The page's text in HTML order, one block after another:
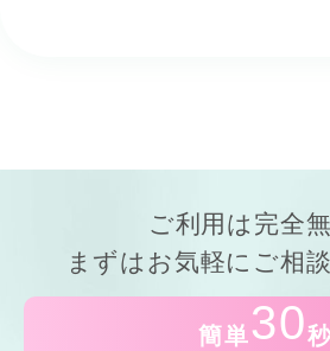
ご利用は 完全
まずはお気軽にご相
簡単30